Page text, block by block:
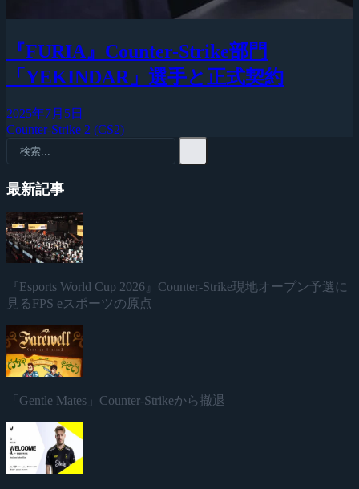
『FURIA』Counter-Strike部門
「YEKINDAR」選手と正式契約
2025年7月5日
Counter-Strike 2 (CS2)
最新記事
『Esports World Cup 2026』Counter-Strike現地オープン予選に
見るFPS eスポーツの原点
「Gentle Mates」Counter-Strikeから撤退